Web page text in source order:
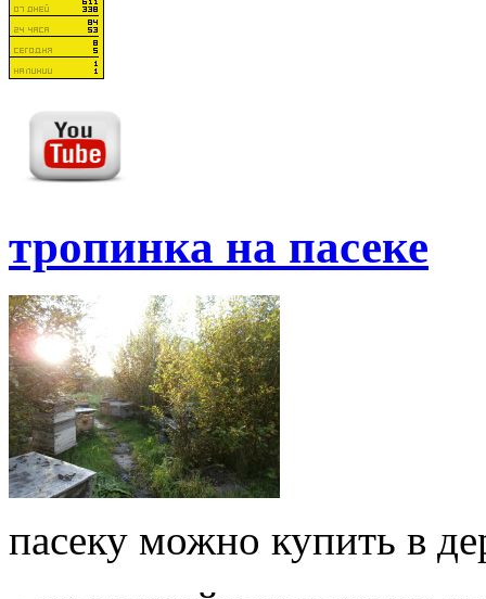
тропинка на пасеке
пасеку можно купить в